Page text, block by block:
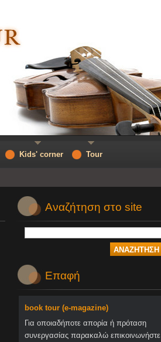
Αναζήτηση στο site
Επαφή
book tour (e-magazine)
Για οποιαδήποτε απορία ή πρόταση
συνεργασίας παρακαλώ επικοινωνήστε
Kids' corner Tour